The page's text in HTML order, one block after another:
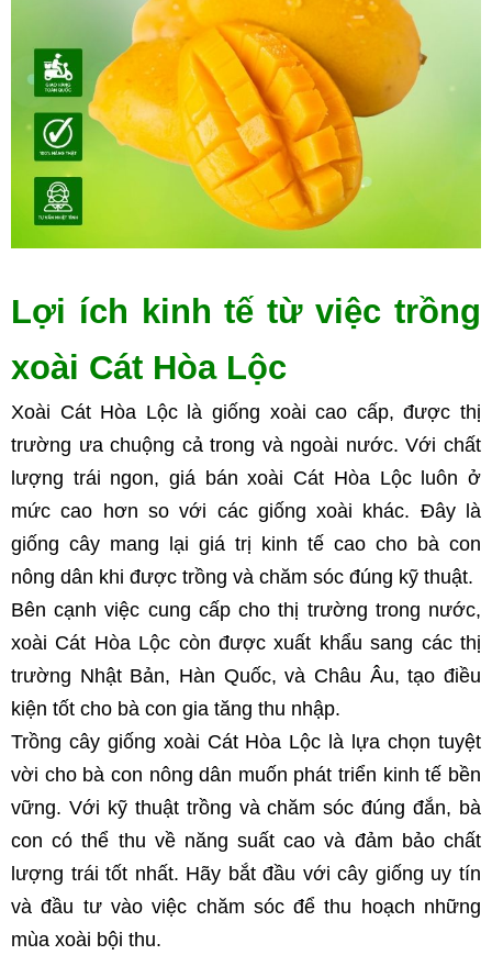
Lợi ích kinh tế từ việc trồng
xoài Cát Hòa Lộc
Xoài Cát Hòa Lộc là giống xoài cao cấp, được thị
trường ưa chuộng cả trong và ngoài nước. Với chất
lượng trái ngon, giá bán xoài Cát Hòa Lộc luôn ở
mức cao hơn so với các giống xoài khác. Đây là
giống cây mang lại giá trị kinh tế cao cho bà con
nông dân khi được trồng và chăm sóc đúng kỹ thuật.
Bên cạnh việc cung cấp cho thị trường trong nước,
xoài Cát Hòa Lộc còn được xuất khẩu sang các thị
trường Nhật Bản, Hàn Quốc, và Châu Âu, tạo điều
kiện tốt cho bà con gia tăng thu nhập.
Trồng cây giống xoài Cát Hòa Lộc là lựa chọn tuyệt
vời cho bà con nông dân muốn phát triển kinh tế bền
vững. Với kỹ thuật trồng và chăm sóc đúng đắn, bà
con có thể thu về năng suất cao và đảm bảo chất
lượng trái tốt nhất. Hãy bắt đầu với cây giống uy tín
và đầu tư vào việc chăm sóc để thu hoạch những
mùa xoài bội thu.